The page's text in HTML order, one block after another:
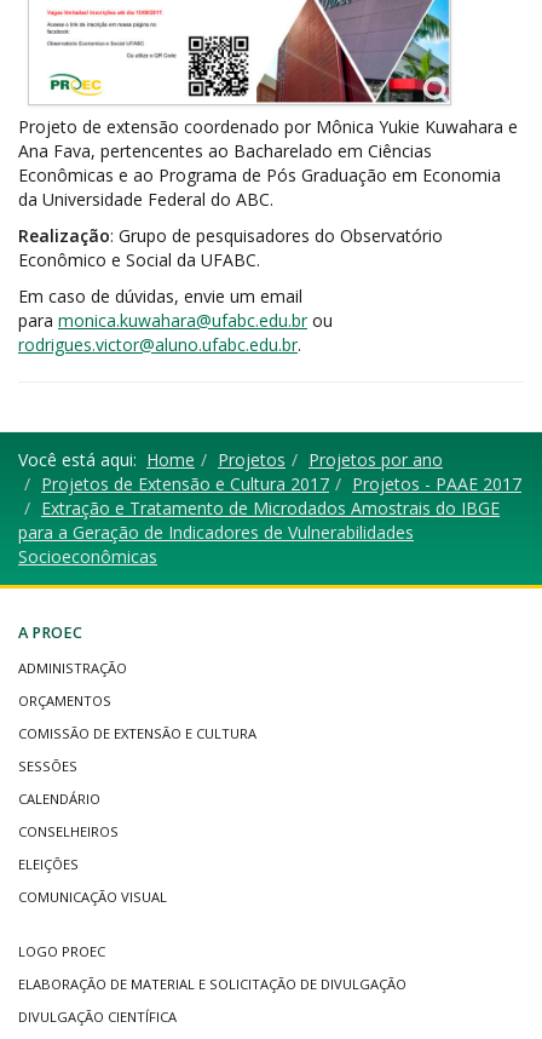
Projeto de extensão coordenado por Mônica Yukie Kuwahara e
Ana Fava, pertencentes ao Bacharelado em Ciências
Econômicas e ao Programa de Pós Graduação em Economia
da Universidade Federal do ABC.
Realização: Grupo de pesquisadores do Observatório
Econômico e Social da UFABC.
Em caso de dúvidas, envie um email
para monica.kuwahara@ufabc.edu.brou
rodrigues.victor@aluno.ufabc.edu.br.
Você está aqui: Home Projetos
Projetos por ano
Projetos de Extensão e Cultura 2017
Projetos - PAAE 2017
Extração e Tratamento de Microdados Amostrais do IBGE
para a Geração de Indicadores de Vulnerabilidades
Socioeconômicas
A PROEC
ADMINISTRAÇÃO
ORÇAMENTOS
COMISSÃO DE EXTENSÃO E CULTURA
SESSÕES
CALENDÁRIO
CONSELHEIROS
ELEIÇÕES
COMUNICAÇÃO VISUAL
LOGO PROEC
ELABORAÇÃO DE MATERIAL E SOLICITAÇÃO DE DIVULGAÇÃO
DIVULGAÇÃO CIENTÍFICA